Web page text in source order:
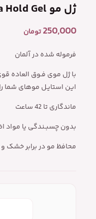
ژل مو Mega Hold Gel
250,000تومان
فرموله شده در آلمان
با ژل موی فـوق العاده
این استایـل موهای شما
ماندگاری تا 42 ساعت
بدون چسبـندگی یا مواد
محافظ مو در برابر خشک